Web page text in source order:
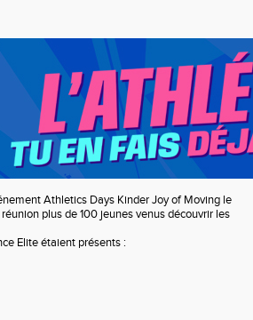
Athletics Days Kinder Joy of Moving le
plus de 100 jeunes venus découvrir les
Elite étaient présents :